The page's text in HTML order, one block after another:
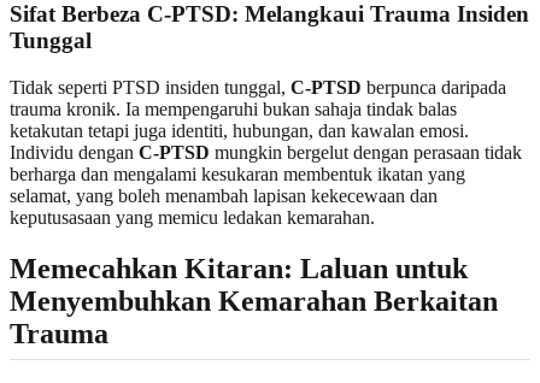
Sifat Berbeza C-PTSD: Melangkaui Trauma Insiden
Tunggal
Tidak seperti PTSD insiden tunggal, C-PTSD berpunca daripada
trauma kronik. Ia mempengaruhi bukan sahaja tindak balas
ketakutan tetapi juga identiti, hubungan, dan kawalan emosi.
Individu dengan C-PTSD mungkin bergelut dengan perasaan tidak
berharga dan mengalami kesukaran membentuk ikatan yang
selamat, yang boleh menambah lapisan kekecewaan dan
keputusasaan yang memicu ledakan kemarahan.
Memecahkan Kitaran: Laluan untuk
Menyembuhkan Kemarahan Berkaitan
Trauma